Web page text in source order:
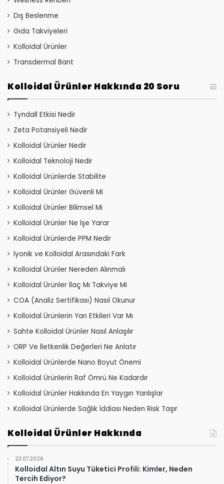
Dış Beslenme
Gıda Takviyeleri
Kolloidal Ürünler
Transdermal Bant
Kolloidal Ürünler Hakkında 20 Soru
Tyndall Etkisi Nedir
Zeta Potansiyeli Nedir
Kolloidal Ürünler Nedir
Kolloidal Teknoloji Nedir
Kolloidal Ürünlerde Stabilite
Kolloidal Ürünler Güvenli Mi
Kolloidal Ürünler Bilimsel Mi
Kolloidal Ürünler Ne İşe Yarar
Kolloidal Ürünlerde PPM Nedir
İyonik ve Kolloidal Arasındaki Fark
Kolloidal Ürünler Nereden Alınmalı
Kolloidal Ürünler İlaç Mı Takviye Mi
COA (Analiz Sertifikası) Nasıl Okunur
Kolloidal Ürünlerin Yan Etkileri Var Mı
Sahte Kolloidal Ürünler Nasıl Anlaşılır
ORP Ve İletkenlik Değerleri Ne Anlatır
Kolloidal Ürünlerde Nano Boyut Önemi
Kolloidal Ürünlerin Raf Ömrü Ne Kadardır
Kolloidal Ürünler Hakkında En Yaygın Yanlışlar
Kolloidal Ürünlerde Sağlık İddiası Neden Risk Taşır
Kolloidal Ürünler Hakkında
23.07.2026
Kolloidal Altın Suyu Tüketici Profili: Kimler, Neden
Tercih Ediyor?